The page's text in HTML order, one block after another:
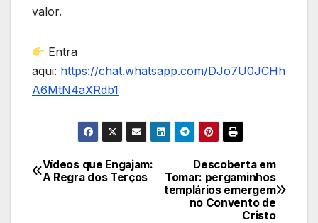
valor.
Entra
aqui: https://chat.whatsapp.com/DJo7U0JCHh
A6MtN4aXRdb1
Navegação
Descoberta em
Tomar: pergaminhos
templários emergem
no Convento de
Cristo
Vídeos que Engajam:
A Regra dos Terços